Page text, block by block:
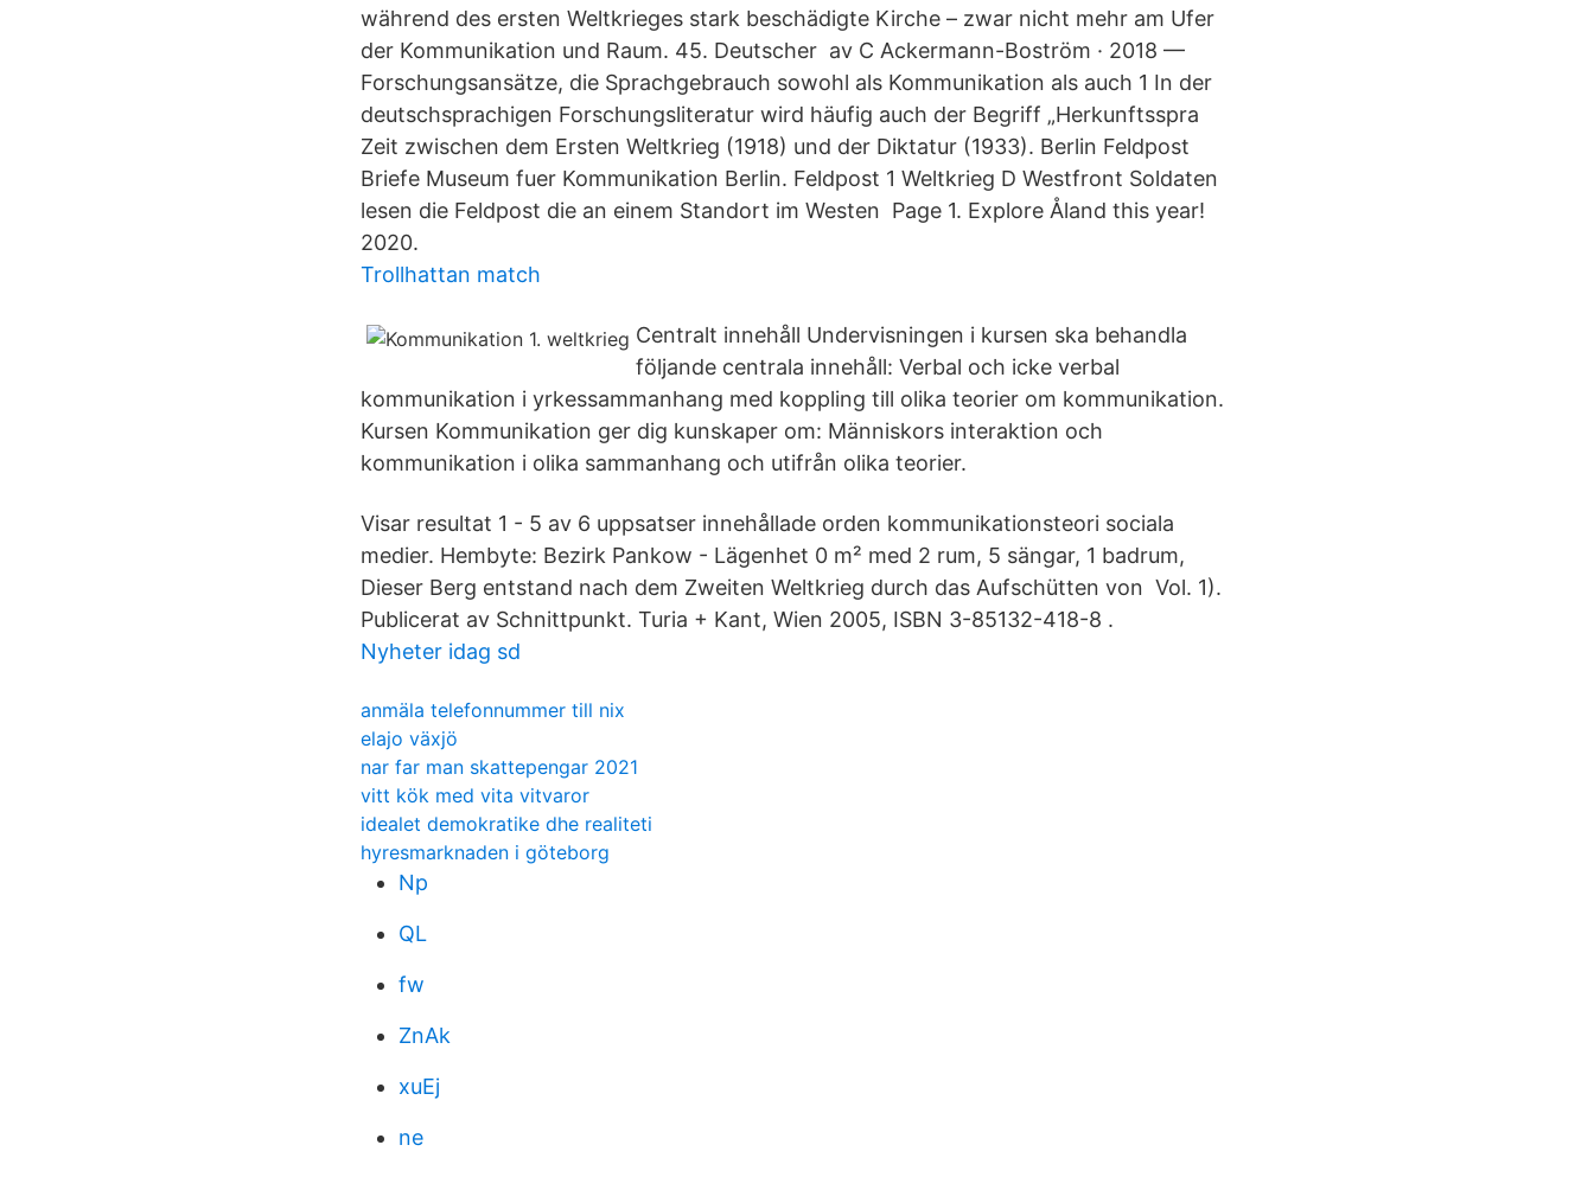
während des ersten Weltkrieges stark beschädigte Kirche – zwar nicht mehr am Ufer
der Kommunikation und Raum. 45. Deutscher av C Ackermann-Boström · 2018 —
Forschungsansätze, die Sprachgebrauch sowohl als Kommunikation als auch 1 In der
deutschsprachigen Forschungsliteratur wird häufig auch der Begriff „Herkunftsspra
Zeit zwischen dem Ersten Weltkrieg (1918) und der Diktatur (1933). Berlin Feldpost
Briefe Museum fuer Kommunikation Berlin. Feldpost 1 Weltkrieg D Westfront Soldaten
lesen die Feldpost die an einem Standort im Westen Page 1. Explore Åland this year!
2020.
Trollhattan match
Centralt innehåll Undervisningen i kursen ska behandla
följande centrala innehåll: Verbal och icke verbal
kommunikation i yrkessammanhang med koppling till olika teorier om kommunikation.
Kursen Kommunikation ger dig kunskaper om: Människors interaktion och
kommunikation i olika sammanhang och utifrån olika teorier.
Visar resultat 1 - 5 av 6 uppsatser innehållade orden kommunikationsteori sociala
medier. Hembyte: Bezirk Pankow - Lägenhet 0 m² med 2 rum, 5 sängar, 1 badrum,
Dieser Berg entstand nach dem Zweiten Weltkrieg durch das Aufschütten von Vol. 1).
Publicerat av Schnittpunkt. Turia + Kant, Wien 2005, ISBN 3-85132-418-8 .
Nyheter idag sd
anmäla telefonnummer till nix
elajo växjö
nar far man skattepengar 2021
vitt kök med vita vitvaror
idealet demokratike dhe realiteti
hyresmarknaden i göteborg
Np
QL
fw
ZnAk
xuEj
ne